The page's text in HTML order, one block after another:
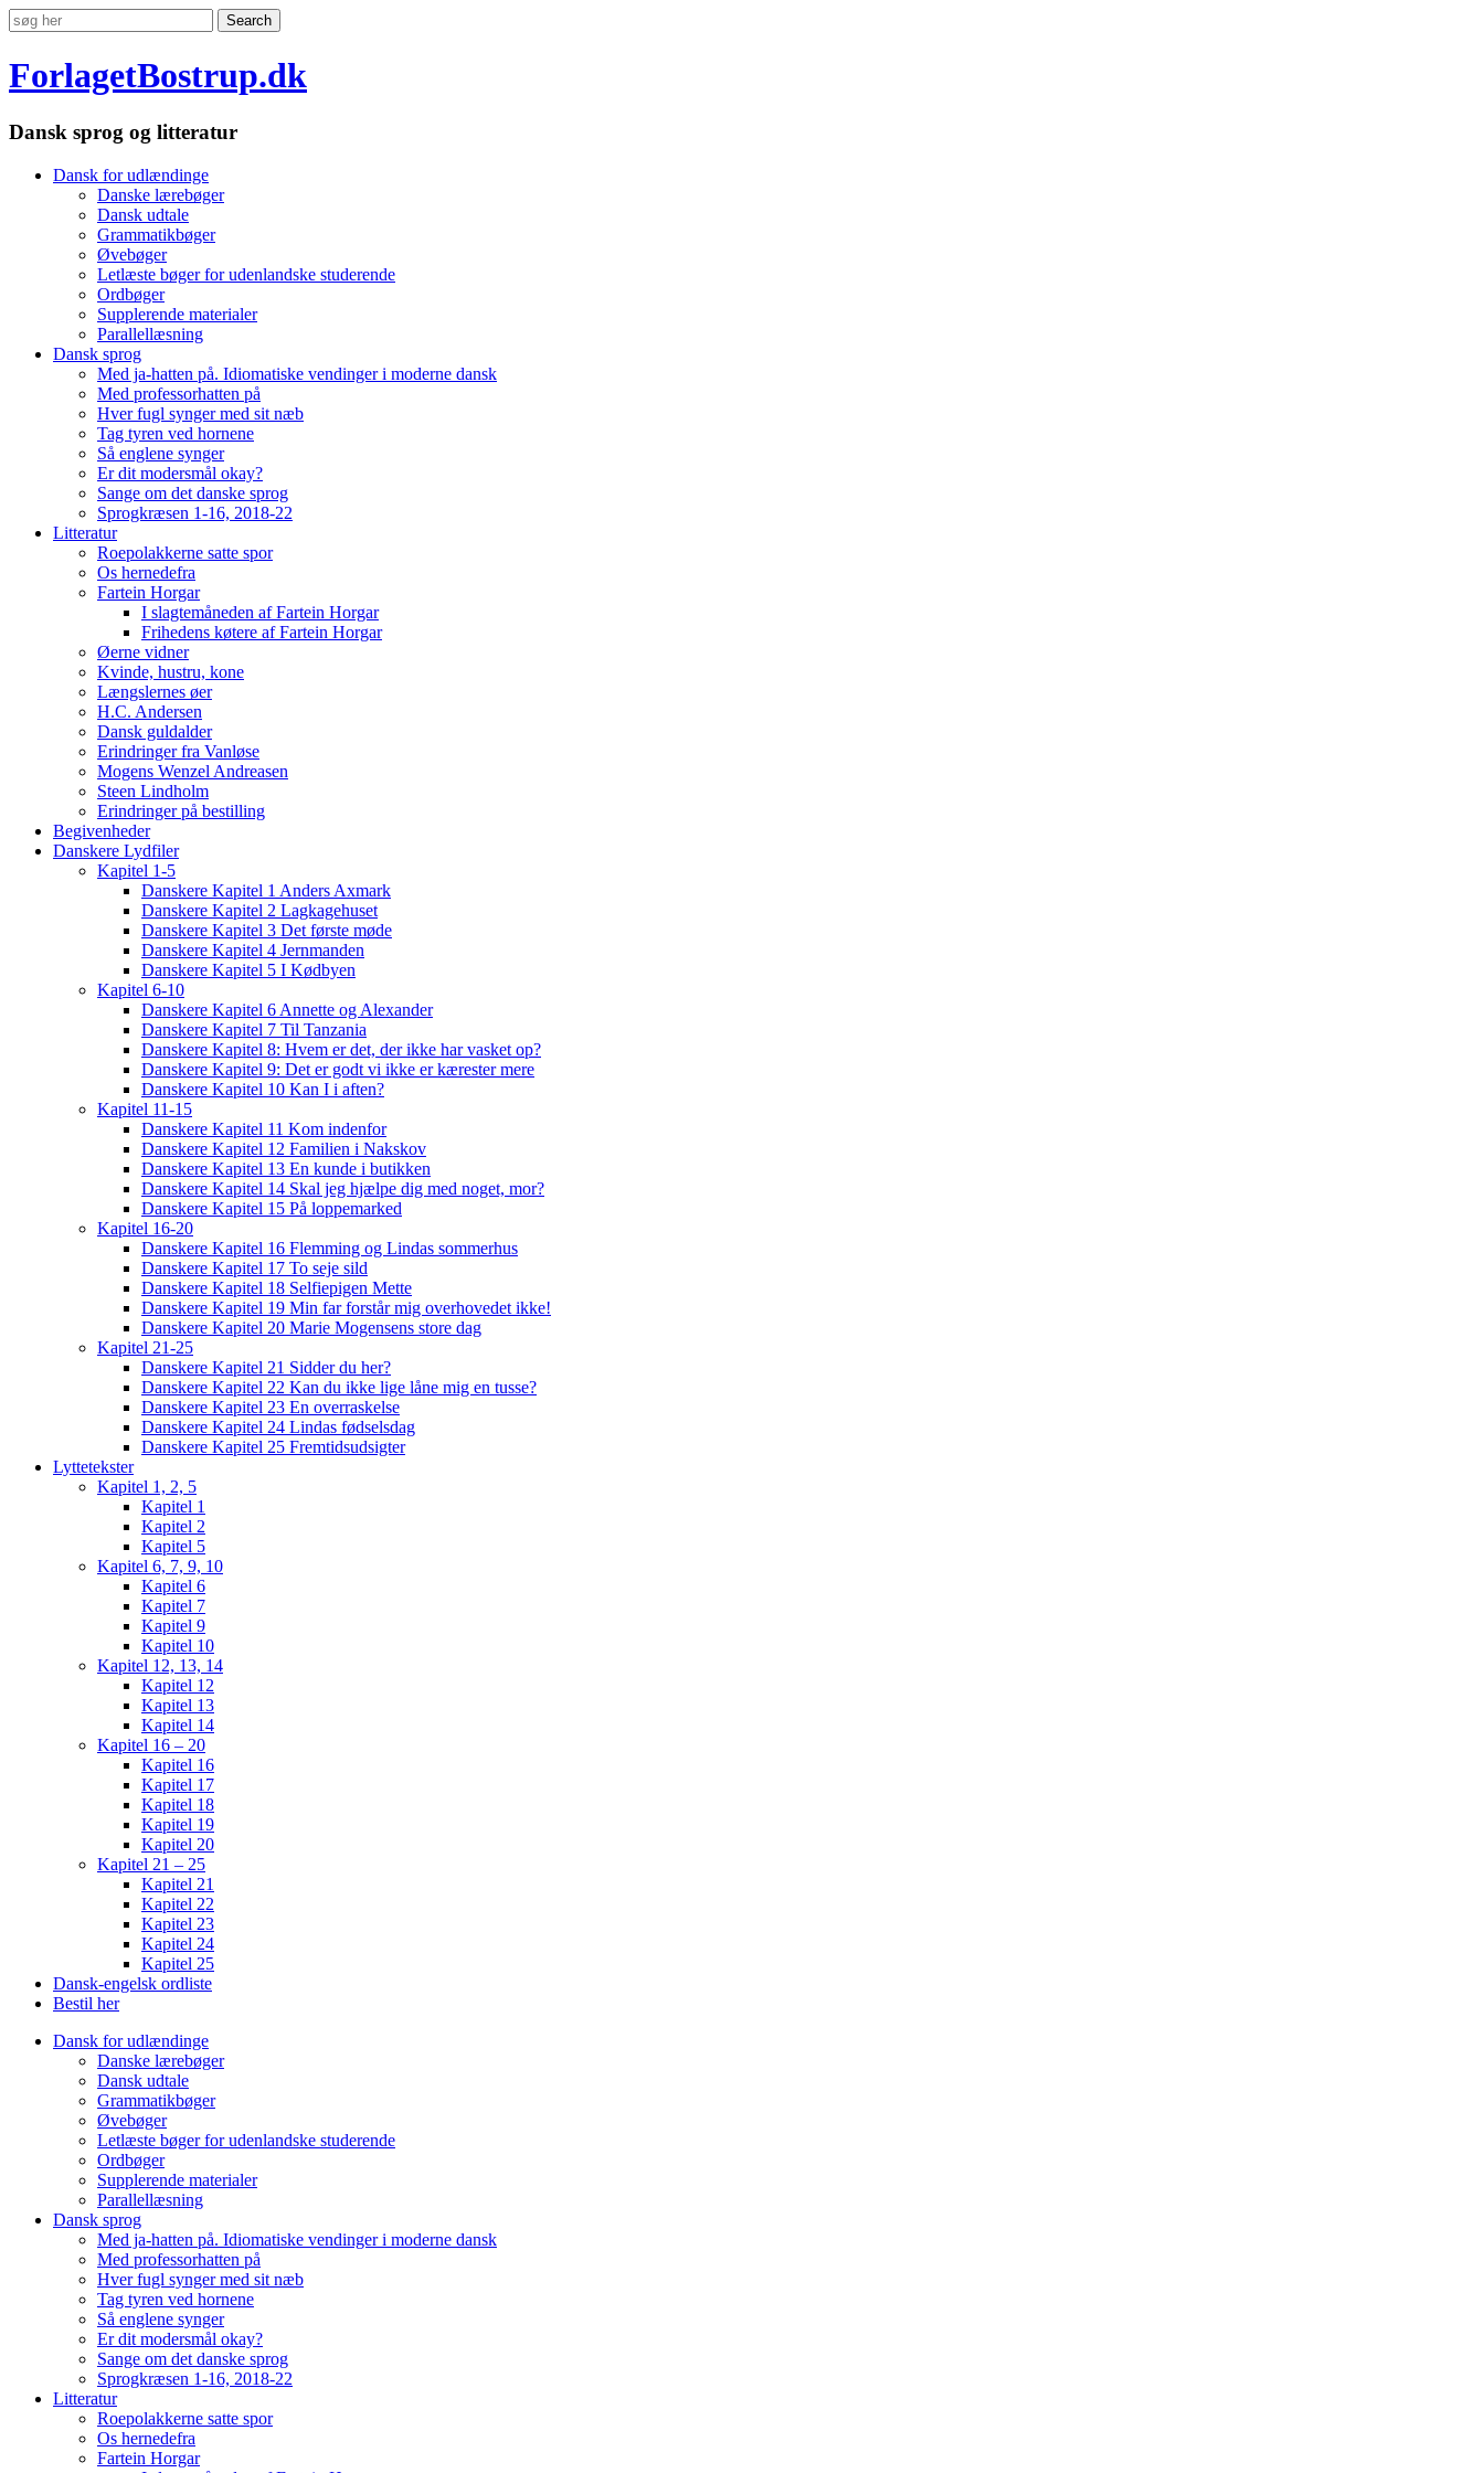
ForlagetBostrup.dk
Dansk sprog og litteratur
Dansk for udlændinge
Danske lærebøger
Dansk udtale
Grammatikbøger
Øvebøger
Letlæste bøger for udenlandske studerende
Ordbøger
Supplerende materialer
Parallellæsning
Dansk sprog
Med ja-hatten på. Idiomatiske vendinger i moderne dansk
Med professorhatten på
Hver fugl synger med sit næb
Tag tyren ved hornene
Så englene synger
Er dit modersmål okay?
Sange om det danske sprog
Sprogkræsen 1-16, 2018-22
Litteratur
Roepolakkerne satte spor
Os hernedefra
Fartein Horgar
I slagtemåneden af Fartein Horgar
Frihedens køtere af Fartein Horgar
Øerne vidner
Kvinde, hustru, kone
Længslernes øer
H.C. Andersen
Dansk guldalder
Erindringer fra Vanløse
Mogens Wenzel Andreasen
Steen Lindholm
Erindringer på bestilling
Begivenheder
Danskere Lydfiler
Kapitel 1-5
Danskere Kapitel 1 Anders Axmark
Danskere Kapitel 2 Lagkagehuset
Danskere Kapitel 3 Det første møde
Danskere Kapitel 4 Jernmanden
Danskere Kapitel 5 I Kødbyen
Kapitel 6-10
Danskere Kapitel 6 Annette og Alexander
Danskere Kapitel 7 Til Tanzania
Danskere Kapitel 8: Hvem er det, der ikke har vasket op?
Danskere Kapitel 9: Det er godt vi ikke er kærester mere
Danskere Kapitel 10 Kan I i aften?
Kapitel 11-15
Danskere Kapitel 11 Kom indenfor
Danskere Kapitel 12 Familien i Nakskov
Danskere Kapitel 13 En kunde i butikken
Danskere Kapitel 14 Skal jeg hjælpe dig med noget, mor?
Danskere Kapitel 15 På loppemarked
Kapitel 16-20
Danskere Kapitel 16 Flemming og Lindas sommerhus
Danskere Kapitel 17 To seje sild
Danskere Kapitel 18 Selfiepigen Mette
Danskere Kapitel 19 Min far forstår mig overhovedet ikke!
Danskere Kapitel 20 Marie Mogensens store dag
Kapitel 21-25
Danskere Kapitel 21 Sidder du her?
Danskere Kapitel 22 Kan du ikke lige låne mig en tusse?
Danskere Kapitel 23 En overraskelse
Danskere Kapitel 24 Lindas fødselsdag
Danskere Kapitel 25 Fremtidsudsigter
Lyttetekster
Kapitel 1, 2, 5
Kapitel 1
Kapitel 2
Kapitel 5
Kapitel 6, 7, 9, 10
Kapitel 6
Kapitel 7
Kapitel 9
Kapitel 10
Kapitel 12, 13, 14
Kapitel 12
Kapitel 13
Kapitel 14
Kapitel 16 – 20
Kapitel 16
Kapitel 17
Kapitel 18
Kapitel 19
Kapitel 20
Kapitel 21 – 25
Kapitel 21
Kapitel 22
Kapitel 23
Kapitel 24
Kapitel 25
Dansk-engelsk ordliste
Bestil her
Dansk for udlændinge
Danske lærebøger
Dansk udtale
Grammatikbøger
Øvebøger
Letlæste bøger for udenlandske studerende
Ordbøger
Supplerende materialer
Parallellæsning
Dansk sprog
Med ja-hatten på. Idiomatiske vendinger i moderne dansk
Med professorhatten på
Hver fugl synger med sit næb
Tag tyren ved hornene
Så englene synger
Er dit modersmål okay?
Sange om det danske sprog
Sprogkræsen 1-16, 2018-22
Litteratur
Roepolakkerne satte spor
Os hernedefra
Fartein Horgar